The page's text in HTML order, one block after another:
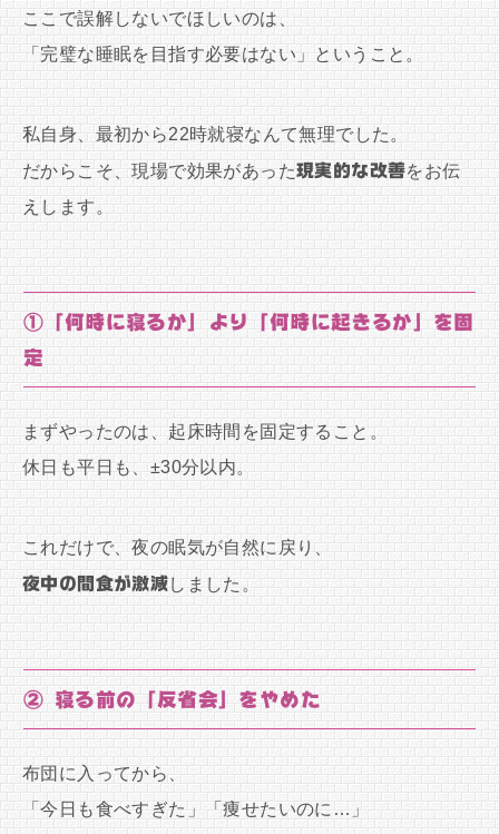
ここで誤解しないでほしいのは、
「完璧な睡眠を目指す必要はない」ということ。
私自身、最初から22時就寝なんて無理でした。
だからこそ、現場で効果があった現実的な改善をお伝
えします。
①「何時に寝るか」より「何時に起きるか」を固
定
まずやったのは、起床時間を固定すること。
休日も平日も、±30分以内。
これだけで、夜の眠気が自然に戻り、
夜中の間食が激減しました。
② 寝る前の「反省会」をやめた
布団に入ってから、
「今日も食べすぎた」「痩せたいのに…」